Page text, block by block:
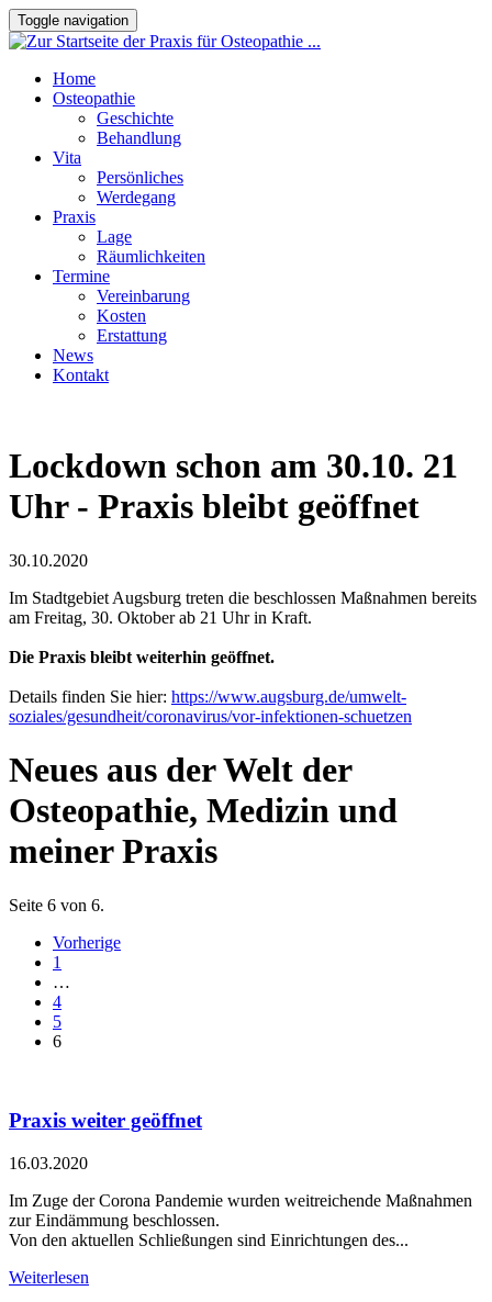
Toggle navigation
Home
Osteopathie
Geschichte
Behandlung
Vita
Persönliches
Werdegang
Praxis
Lage
Räumlichkeiten
Termine
Vereinbarung
Kosten
Erstattung
News
Kontakt
Lockdown schon am 30.10. 21
Uhr - Praxis bleibt geöffnet
30.10.2020
Im Stadtgebiet Augsburg treten die beschlossen Maßnahmen bereits
am Freitag, 30. Oktober ab 21 Uhr in Kraft.
Die Praxis bleibt weiterhin geöffnet.
Details finden Sie hier: https://www.augsburg.de/umwelt-
soziales/gesundheit/coronavirus/vor-infektionen-schuetzen
Neues aus der Welt der
Osteopathie, Medizin und
meiner Praxis
Seite 6 von 6.
Vorherige
1
…
4
5
6
Praxis weiter geöffnet
16.03.2020
Im Zuge der Corona Pandemie wurden weitreichende Maßnahmen
zur Eindämmung beschlossen.
Von den aktuellen Schließungen sind Einrichtungen des...
Weiterlesen